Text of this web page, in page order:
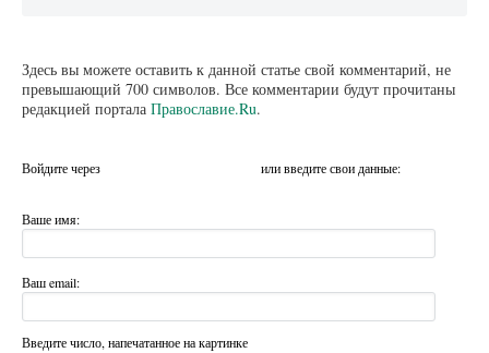
Здесь вы можете оставить к данной статье свой комментарий, не
превышающий 700 символов. Все комментарии будут прочитаны
редакцией портала Православие.Ru.
Войдите через или введите свои данные:
Ваше имя:
Ваш email:
Введите число, напечатанное на картинке